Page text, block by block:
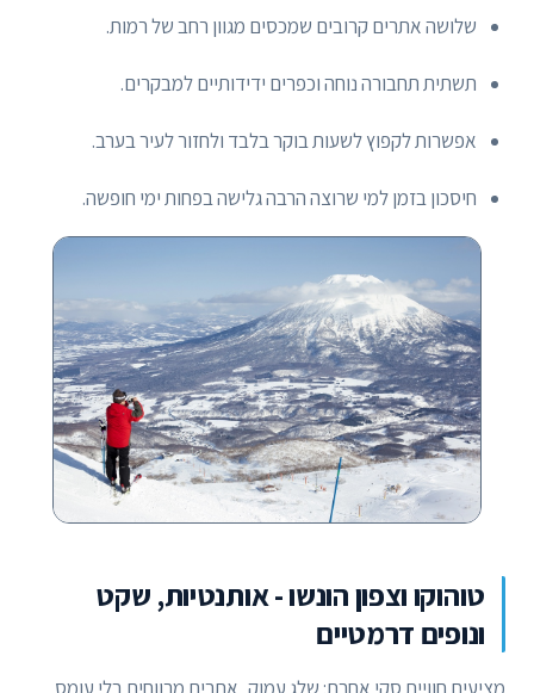
שלושה אתרים קרובים שמכסים מגוון רחב של רמות.
תשתית תחבורה נוחה וכפרים ידידותיים למבקרים.
אפשרות לקפוץ לשעות בוקר בלבד ולחזור לעיר בערב.
חיסכון בזמן למי שרוצה הרבה גלישה בפחות ימי חופשה.
טוהוקו וצפון הונשו - אותנטיות, שקט
ונופים דרמטיים